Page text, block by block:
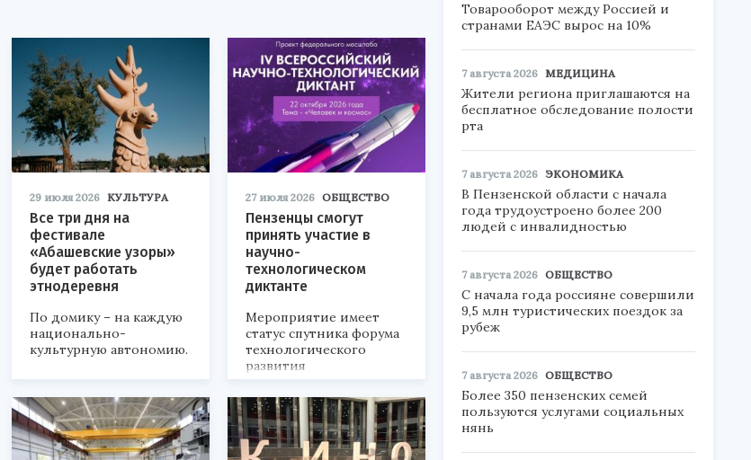
29 июля 2026 КУЛЬТУРА
Все три дня на
фестивале
«Абашевские узоры»
будет работать
этнодеревня
По домику – на каждую
национально-
культурную автономию.
27 июля 2026 ОБЩЕСТВО
Пензенцы смогут
принять участие в
научно-
технологическом
диктанте
Мероприятие имеет
статус спутника форума
технологического
развития
«Технопром-2026».
Товарооборот между Россией и
странами ЕАЭС вырос на 10%
7 августа 2026 МЕДИЦИНА
Жители региона приглашаются на
бесплатное обследование полости
рта
7 августа 2026 ЭКОНОМИКА
В Пензенской области с начала
года трудоустроено более 200
людей с инвалидностью
7 августа 2026 ОБЩЕСТВО
С начала года россияне совершили
9,5 млн туристических поездок за
рубеж
7 августа 2026 ОБЩЕСТВО
Более 350 пензенских семей
пользуются услугами социальных
нянь